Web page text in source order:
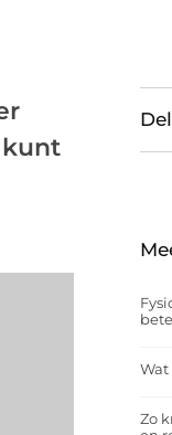
kunt
Zo